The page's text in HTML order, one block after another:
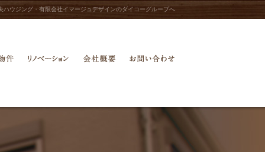
ウジング・有限会社イマージュデザインのダイコーグループへ
件 中古物件 リノベーション会社概要